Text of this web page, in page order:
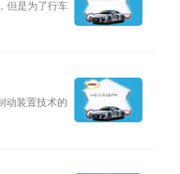
但是为了行车
动装置技术的